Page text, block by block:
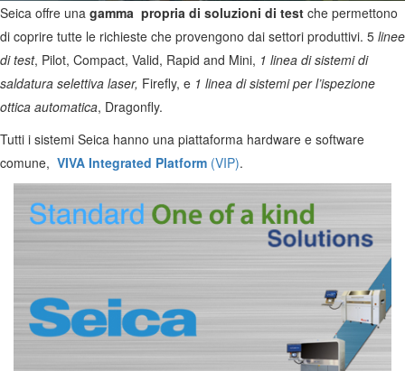
Giappone
Cina
Africa
North Africa
South Africa
Seica offre una gamma propria di soluzioni di test che permettono
di coprire tutte le richieste che provengono dai settori produttivi. 5 linee
di test, Pilot, Compact, Valid, Rapid and Mini, 1 linea di sistemi di
saldatura selettiva laser, Firefly, e 1 linea di sistemi per l’ispezione
ottica automatica, Dragonfly.
Tutti i sistemi Seica hanno una piattaforma hardware e software
comune, VIVA Integrated Platform (VIP).